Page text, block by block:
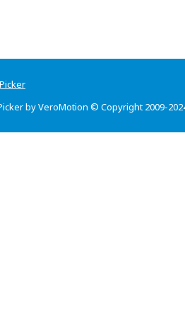
by VeroMotion © Copyright 2009-